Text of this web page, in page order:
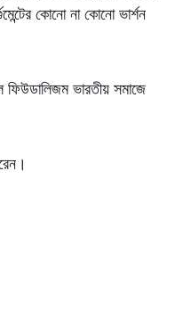
কোনো না কোনো ভার্শন
ভারতীয় সমাজে